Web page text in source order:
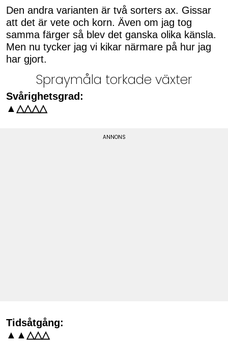
Den andra varianten är två sorters ax. Gissar
att det är vete och korn. Även om jag tog
samma färger så blev det ganska olika känsla.
Men nu tycker jag vi kikar närmare på hur jag
har gjort.
Spraymåla torkade växter
Svårighetsgrad:
▲△△△△
Tidsåtgång:
▲▲△△△